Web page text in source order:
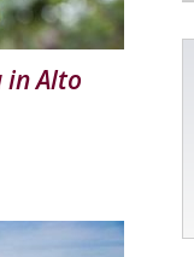
in Alto